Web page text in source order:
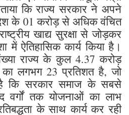
कि राज्य सरकार ने अपने
के 01 करोड़ से अधिक वंचित
खाद्य सुरक्षा से जोड़कर
में ऐतिहासिक कार्य किया है।
राज्य के कुल 4.37 करोड़
का लगभग 23 प्रतिशत है, जो
कि सरकार समाज के सबसे
तक योजनाओं का लाभ
के साथ कार्य कर रही